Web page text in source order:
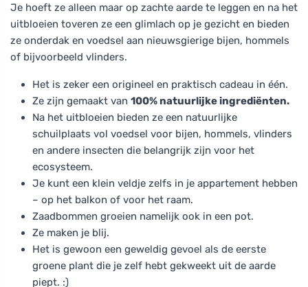
Je hoeft ze alleen maar op zachte aarde te leggen en na het
uitbloeien toveren ze een glimlach op je gezicht en bieden
ze onderdak en voedsel aan nieuwsgierige bijen, hommels
of bijvoorbeeld vlinders.
Het is zeker een origineel en praktisch cadeau in één.
Ze zijn gemaakt van 100% natuurlijke ingrediënten.
Na het uitbloeien bieden ze een natuurlijke
schuilplaats vol voedsel voor bijen, hommels, vlinders
en andere insecten die belangrijk zijn voor het
ecosysteem.
Je kunt een klein veldje zelfs in je appartement hebben
– op het balkon of voor het raam.
Zaadbommen groeien namelijk ook in een pot.
Ze maken je blij.
Het is gewoon een geweldig gevoel als de eerste
groene plant die je zelf hebt gekweekt uit de aarde
piept. :)